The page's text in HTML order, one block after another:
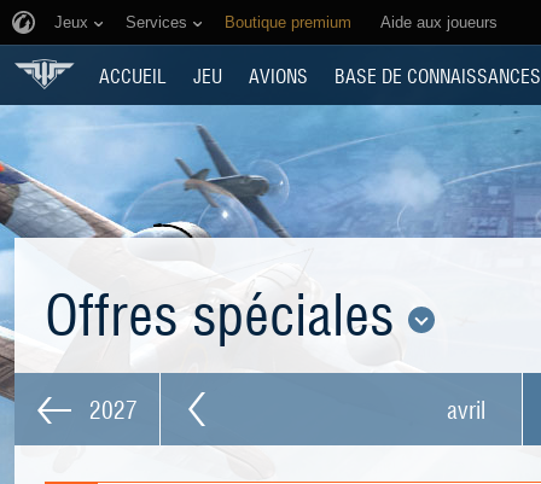
Jeux Services Boutique premium Aide aux joueurs
ACCUEIL JEU AVIONS BASE DE CONNAISSANCES
Offres spéciales
2027 avril